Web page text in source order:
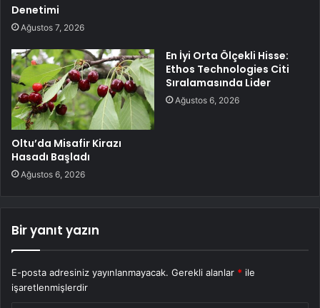
Denetimi
Ağustos 7, 2026
Oltu’da Misafir Kirazı
Hasadı Başladı
Ağustos 6, 2026
En İyi Orta Ölçekli Hisse:
Ethos Technologies Citi
Sıralamasında Lider
Ağustos 6, 2026
Bir yanıt yazın
E-posta adresiniz yayınlanmayacak. Gerekli alanlar * ile
işaretlenmişlerdir